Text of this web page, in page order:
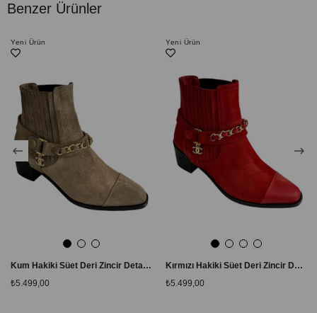
Benzer Ürünler
Kum Hakiki Süet Deri Zincir Detay Bot
₺5.499,00
Yeni Ürün
Kırmızı Hakiki Süet Deri Zincir Detay Bot
₺5.499,00
Yeni Ürün